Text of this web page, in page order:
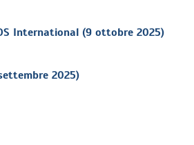
International (9 ottobre 2025)
2025)